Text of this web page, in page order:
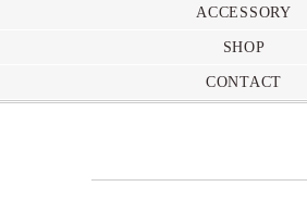
ACCESSORY
SHOP
CONTACT